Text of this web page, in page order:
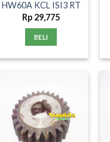
HW60A KCL ISI3 RT
Rp 29,775
BELI